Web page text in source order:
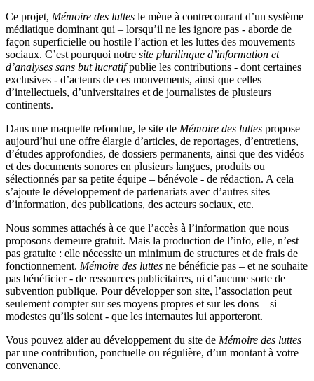
Ce projet, Mémoire des luttes le mène à contrecourant d’un système
médiatique dominant qui – lorsqu’il ne les ignore pas - aborde de
façon superficielle ou hostile l’action et les luttes des mouvements
sociaux. C’est pourquoi notre site plurilingue d’information et
d’analyses sans but lucratifpublie les contributions - dont certaines
exclusives - d’acteurs de ces mouvements, ainsi que celles
d’intellectuels, d’universitaires et de journalistes de plusieurs
continents.
Dans une maquette refondue, le site de Mémoire des luttes propose
aujourd’hui une offre élargie d’articles, de reportages, d’entretiens,
d’études approfondies, de dossiers permanents, ainsi que des vidéos
et des documents sonores en plusieurs langues, produits ou
sélectionnés par sa petite équipe – bénévole - de rédaction. A cela
s’ajoute le développement de partenariats avec d’autres sites
d’information, des publications, des acteurs sociaux, etc.
Nous sommes attachés à ce que l’accès à l’information que nous
proposons demeure gratuit. Mais la production de l’info, elle, n’est
pas gratuite : elle nécessite un minimum de structures et de frais de
fonctionnement. Mémoire des luttes ne bénéficie pas – et ne souhaite
pas bénéficier - de ressources publicitaires, ni d’aucune sorte de
subvention publique. Pour développer son site, l’association peut
seulement compter sur ses moyens propres et sur les dons – si
modestes qu’ils soient - que les internautes lui apporteront.
Vous pouvez aider au développement du site de Mémoire des luttes
par une contribution, ponctuelle ou régulière, d’un montant à votre
convenance.